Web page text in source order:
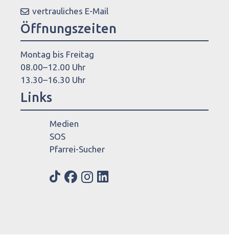
vertrauliches E-Mail
Öffnungszeiten
Montag bis Freitag
08.00–12.00 Uhr
13.30–16.30 Uhr
Links
Medien
SOS
Pfarrei-Sucher